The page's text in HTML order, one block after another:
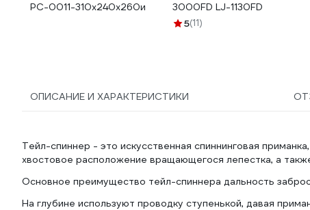
РС-0011-310х240х260и
3000FD LJ-1130FD
5(11)
ОПИСАНИЕ И ХАРАКТЕРИСТИКИ
Тейл-спиннер - это искусственная спиннинговая
хвостовое расположение вращающегося лепестка, а
Основное преимущество тейл-спиннера дальность
На глубине используют проводку ступенькой, давая